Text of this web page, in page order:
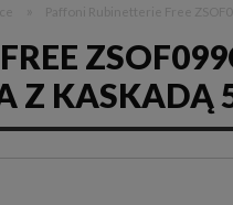
Z KASKADĄ